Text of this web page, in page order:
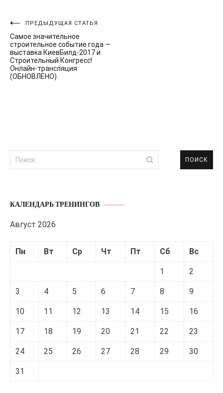
Навигация
по
записям
ПРЕДЫДУЩАЯ СТАТЬЯ
Самое значительное
строительное событие года —
выставка КиевБилд-2017 и
Строительный Конгресс!
Онлайн-трансляция
(ОБНОВЛЕНО)
Найти:
КАЛЕНДАРЬ ТРЕНИНГОВ
Август 2026
Пн Вт Ср Чт Пт Сб Вс
1 2
3 4 5 6 7 8 9
10 11 12 13 14 15 16
17 18 19 20 21 22 23
24 25 26 27 28 29 30
31